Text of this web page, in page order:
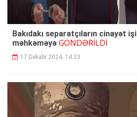
Bakıdakı separatçıların cinayət işi
məhkəməyə GÖNDƏRİLDİ
17 Dekabr 2024, 14:33